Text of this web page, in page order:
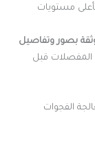
مستويات
بصور وتفاصيل
المفصلات قبل
الفجوات